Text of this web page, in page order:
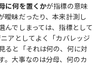
に何を置くかが指標の意味
曖昧だったり、本来計測し
んでしまっては、指標として
アとしてよく「カバレッジ
ると「それは何の、何に対
。大事なのは分母、何のカ